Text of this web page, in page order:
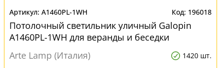
A1460PL-1WH 196018
Потолочный светильник уличный Galopin
A1460PL-1WH для веранды и беседки
Arte Lamp (Италия)
1420 шт.